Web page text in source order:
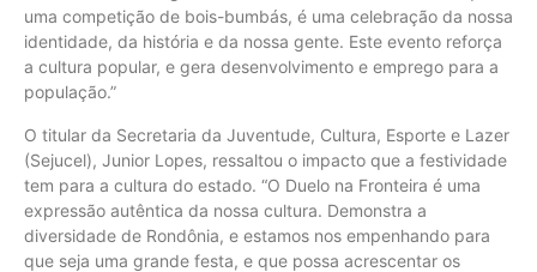
uma competição de bois-bumbás, é uma celebração da nossa
identidade, da história e da nossa gente. Este evento reforça
a cultura popular, e gera desenvolvimento e emprego para a
população.”
O titular da Secretaria da Juventude, Cultura, Esporte e Lazer
(Sejucel), Junior Lopes, ressaltou o impacto que a festividade
tem para a cultura do estado. “O Duelo na Fronteira é uma
expressão autêntica da nossa cultura. Demonstra a
diversidade de Rondônia, e estamos nos empenhando para
que seja uma grande festa, e que possa acrescentar os